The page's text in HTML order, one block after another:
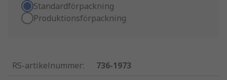
Standardförpackning
Produktionsförpackning
RS-artikelnummer:
736-1973